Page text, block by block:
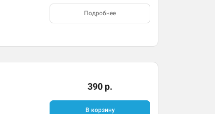
Подробнее
390 р.
В корзину